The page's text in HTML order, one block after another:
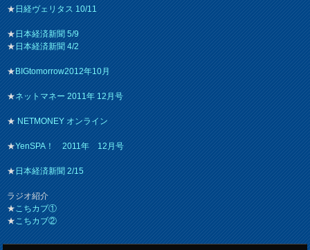
★日経ヴェリタス 10/11
★日本経済新聞 5/9
★日本経済新聞 4/2
★BIGtomorrow2012年10月
★ネットマネー 2011年 12月号
★NETMONEY オンライン
★YenSPA！ 2011年 12月号
★日本経済新聞 2/15
ラジオ紹介
★こちカブ①
★こちカブ②